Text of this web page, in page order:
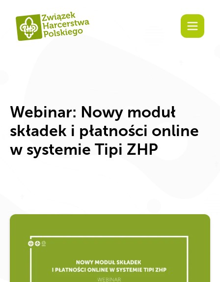
Webinar: Nowy moduł
składek i płatności online
w systemie Tipi ZHP